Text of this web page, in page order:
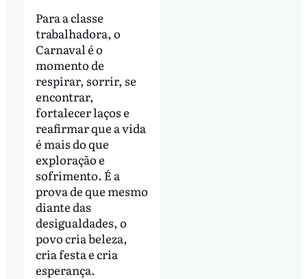
Para a classe
trabalhadora, o
Carnaval é o
momento de
respirar, sorrir, se
encontrar,
fortalecer laços e
reafirmar que a vida
é mais do que
exploração e
sofrimento. É a
prova de que mesmo
diante das
desigualdades, o
povo cria beleza,
cria festa e cria
esperança.